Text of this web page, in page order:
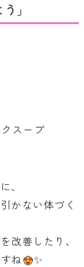
」
スープ
、
かない体づく
改善したり、
ね
✨